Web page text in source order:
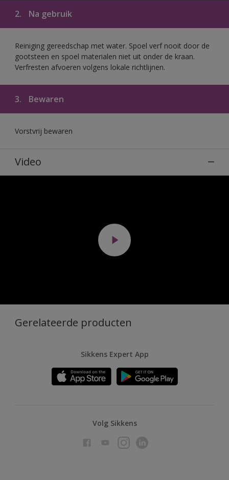
2. Na gebruik
Reiniging gereedschap met water. Spoel verf nooit door de
gootsteen en spoel materialen niet uit onder de kraan.
Verfresten afvoeren volgens lokale richtlijnen.
3. Bewaren
Vorstvrij bewaren
Video
Gerelateerde producten
Sikkens Expert App
Volg Sikkens